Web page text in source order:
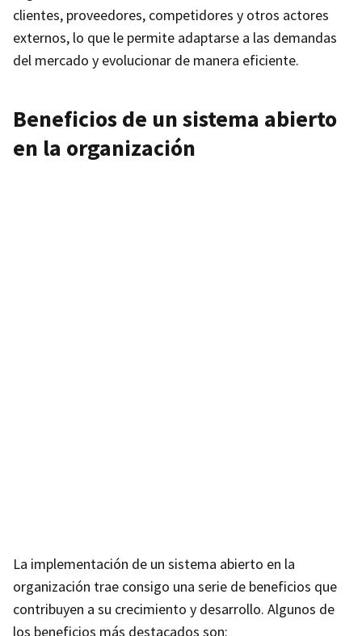
clientes, proveedores, competidores y otros actores
externos, lo que le permite adaptarse a las demandas
del mercado y evolucionar de manera eficiente.
Beneficios de un sistema abierto
en la organización
La implementación de un sistema abierto en la
organización trae consigo una serie de beneficios que
contribuyen a su crecimiento y desarrollo. Algunos de
los beneficios más destacados son: